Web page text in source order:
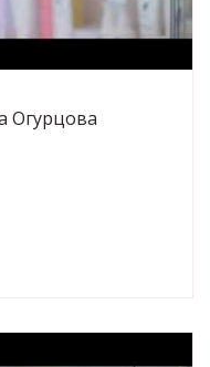
Огурцова